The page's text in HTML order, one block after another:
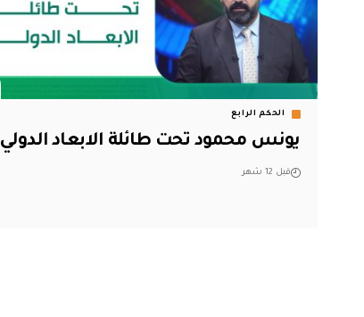
الحكم الرابع
يونس محمود تحت طائلة الابعاد الدولي
قبل 12 شهر